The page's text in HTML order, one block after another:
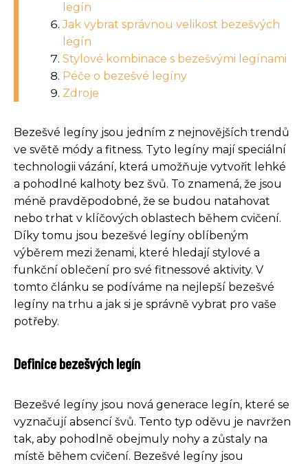
legín
Jak vybrat správnou velikost bezešvých
legín
Stylové kombinace s bezešvými legínami
Péče o bezešvé legíny
Zdroje
Bezešvé legíny jsou jedním z nejnovějších trendů
ve světě módy a fitness. Tyto legíny mají speciální
technologii vázání, která umožňuje vytvořit lehké
a pohodlné kalhoty bez švů. To znamená, že jsou
méně pravděpodobné, že se budou natahovat
nebo trhat v klíčových oblastech během cvičení.
Díky tomu jsou bezešvé legíny oblíbeným
výběrem mezi ženami, které hledají stylové a
funkční oblečení pro své fitnessové aktivity. V
tomto článku se podíváme na nejlepší bezešvé
legíny na trhu a jak si je správně vybrat pro vaše
potřeby.
Definice bezešvých legín
Bezešvé legíny jsou nová generace legín, které se
vyznačují absencí švů. Tento typ oděvu je navržen
tak, aby pohodlně obejmuly nohy a zůstaly na
místě během cvičení. Bezešvé legíny jsou